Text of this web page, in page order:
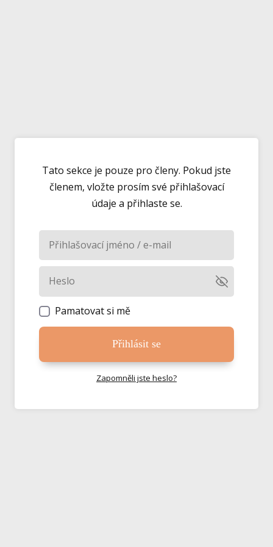
Tato sekce je pouze pro členy. Pokud jste
členem, vložte prosím své přihlašovací
údaje a přihlaste se.
Pamatovat si mě
Přihlásit se
Zapomněli jste heslo?